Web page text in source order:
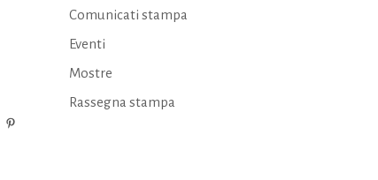
Comunicati stampa
Eventi
Mostre
Rassegna stampa